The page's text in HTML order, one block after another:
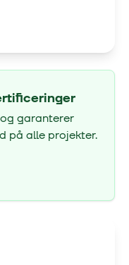
garanterer
på alle projekter.